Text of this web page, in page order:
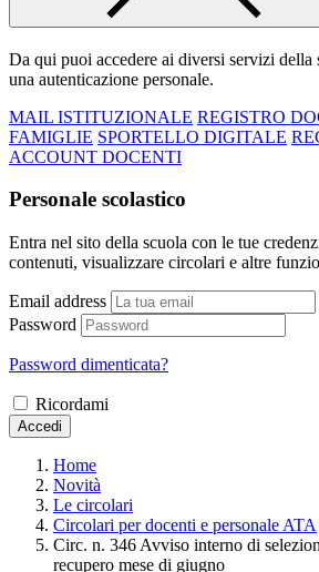
Da qui puoi accedere ai diversi servizi della
una autenticazione personale.
MAIL ISTITUZIONALE REGISTRO
FAMIGLIE SPORTELLO DIGITALE
ACCOUNT DOCENTI
Personale scolastico
Entra nel sito della scuola con le tue
contenuti, visualizzare circolari e altre
Email address
Password
Password dimenticata?
Ricordami
Accedi
Home
Novità
Le circolari
Circolari per docenti e personale ATA
Circ. n. 346 Avviso interno di
recupero mese di giugno